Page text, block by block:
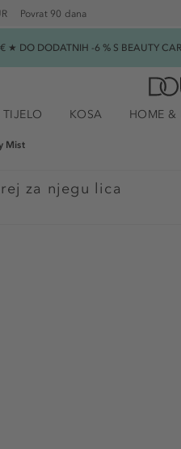
Povrat 90 dana
★ DO DODATNIH -6 % S BEAUTY
TIJELO KOSA HOME &
Mist
za njegu lica